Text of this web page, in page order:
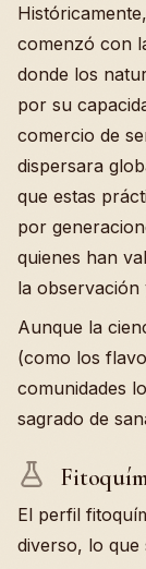
comenzó con
donde los
por su
comercio de
dispersara
que estas
por
quienes han
la observación
Aunque la
(como los
comunidades
sagrado de
El perfil
diverso, lo que